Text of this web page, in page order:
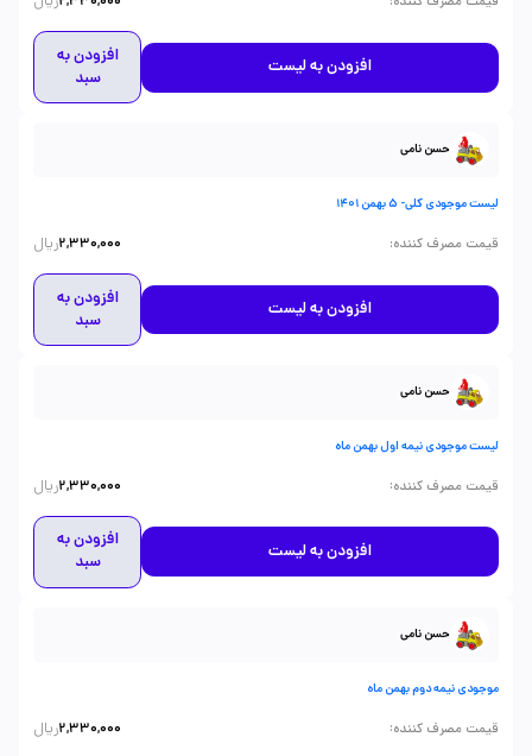
افزودن به لیست
افزودن به
سبد
حسن نامی
لیست موجودی کلی- 5 بهمن 1401
قیمت مصرف کننده:
2,330,000ریال
افزودن به لیست
افزودن به
سبد
حسن نامی
لیست موجودی نیمه اول بهمن ماه
قیمت مصرف کننده:
2,330,000ریال
افزودن به لیست
افزودن به
سبد
حسن نامی
موجودی نیمه دوم بهمن ماه
قیمت مصرف کننده:
2,330,000ریال